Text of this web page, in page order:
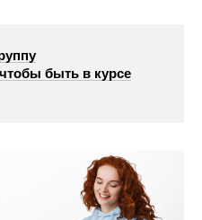
быть в курсе